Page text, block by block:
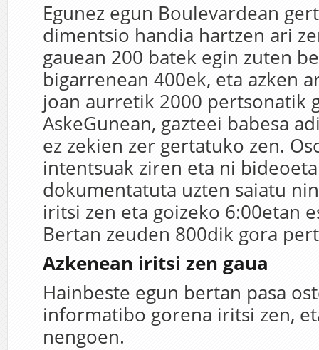
Egunez egun Boulevardean
dimentsio handia hartzen ari
gauean 200 batek egin zuten
bigarrenean 400ek, eta azken
joan aurretik 2000 pertsonatik
AskeGunean, gazteei babesa
ez zekien zer gertatuko zen.
intentsuak ziren eta ni
dokumentatuta uzten saiatu
iritsi zen eta goizeko 6:00etan
Bertan zeuden 800dik gora
Azkenean iritsi zen gaua
Hainbeste egun bertan pasa
informatibo gorena iritsi zen,
nengoen.